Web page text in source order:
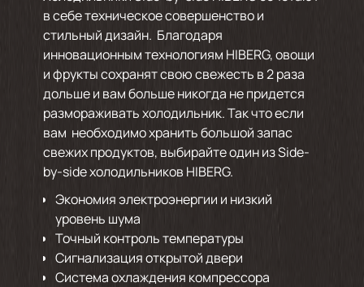
в себе техническое совершенство и
стильный дизайн. Благодаря
инновационным технологиям HIBERG, овощи
и фрукты сохранят свою свежесть в 2 раза
дольше и вам больше никогда не придется
размораживать холодильник. Так что если
вам необходимо хранить большой запас
свежих продуктов, выбирайте один из Side-
by-side холодильников HIBERG.
Экономия электроэнергии и низкий
уровень шума
Точный контроль температуры
Сигнализация открытой двери
Система охлаждения компрессора